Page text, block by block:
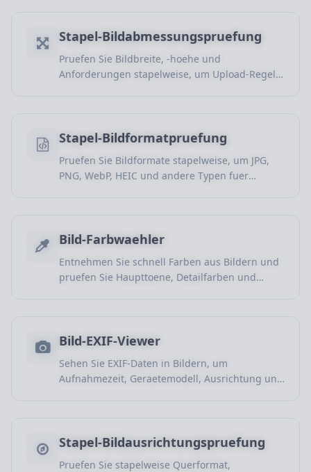
Stapel-Bildabmessungspruefung
Pruefen Sie Bildbreite, -hoehe und
Anforderungen stapelweise, um Upload-Regeln,
Stapel-Bildformatpruefung
Pruefen Sie Bildformate stapelweise, um JPG,
PNG, WebP, HEIC und andere Typen fuer
Bild-Farbwaehler
Entnehmen Sie schnell Farben aus Bildern und
pruefen Sie Haupttoene, Detailfarben und
Bild-EXIF-Viewer
Sehen Sie EXIF-Daten in Bildern, um
Aufnahmezeit, Geraetemodell, Ausrichtung und
Stapel-Bildausrichtungspruefung
Pruefen Sie stapelweise Querformat,